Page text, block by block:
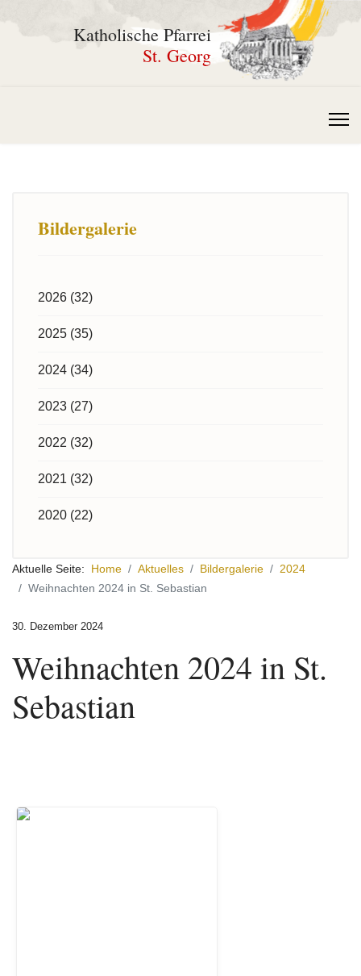
Katholische Pfarrei
St. Georg
Bildergalerie
2026 (32)
2025 (35)
2024 (34)
2023 (27)
2022 (32)
2021 (32)
2020 (22)
Aktuelle Seite: Home Aktuelles Bildergalerie
2024
Weihnachten 2024 in St. Sebastian
30. Dezember 2024
Weihnachten 2024 in St.
Sebastian